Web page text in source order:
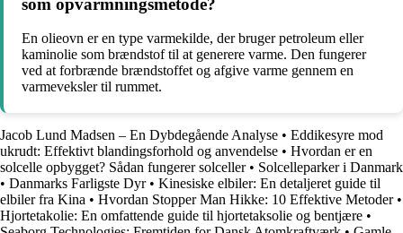
En olieovn er en type varmekilde, der bruger petroleum eller
kaminolie som brændstof til at generere varme. Den fungerer
ved at forbrænde brændstoffet og afgive varme gennem en
varmeveksler til rummet.
Jacob Lund Madsen – En Dybdegående Analyse • Eddikesyre mod
ukrudt: Effektivt blandingsforhold og anvendelse • Hvordan er en
solcelle opbygget? Sådan fungerer solceller• Solcelleparker i Danmark
• Danmarks Farligste Dyr• Kinesiske elbiler: En detaljeret guide til
elbiler fra Kina • Hvordan Stopper Man Hikke: 10 Effektive Metoder•
Hjortetakolie: En omfattende guide til hjortetaksolie og bentjære •